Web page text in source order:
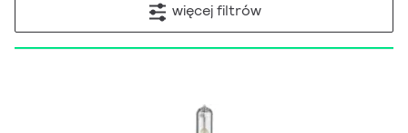
więcej filtrów